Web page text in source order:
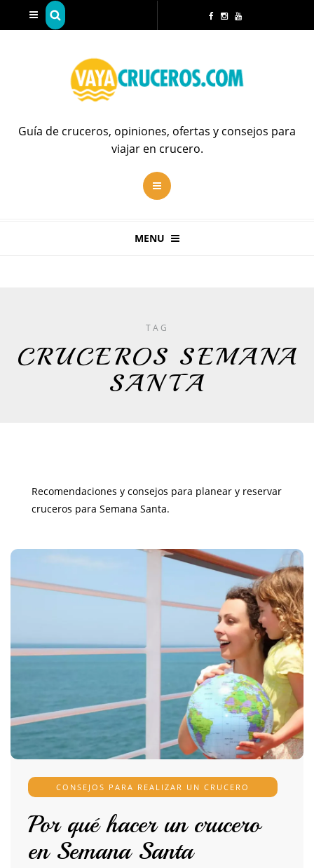
Guía de cruceros, opiniones, ofertas y consejos para
viajar en crucero.
MENU
TAG
CRUCEROS SEMANA
SANTA
Recomendaciones y consejos para planear y reservar
cruceros para Semana Santa.
CONSEJOS PARA REALIZAR UN CRUCERO
Por qué hacer un crucero
en Semana Santa